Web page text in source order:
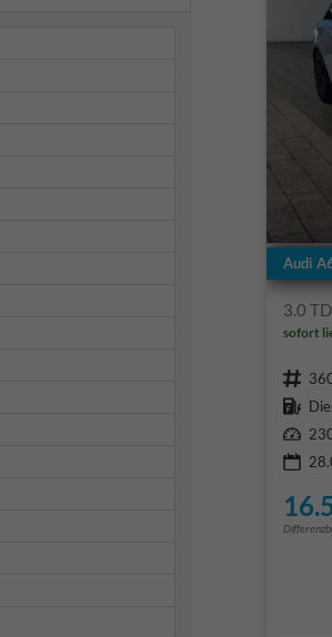
Audi
3.0
sofort
Fahrzeugnr.
Kraftstoff
Leistung